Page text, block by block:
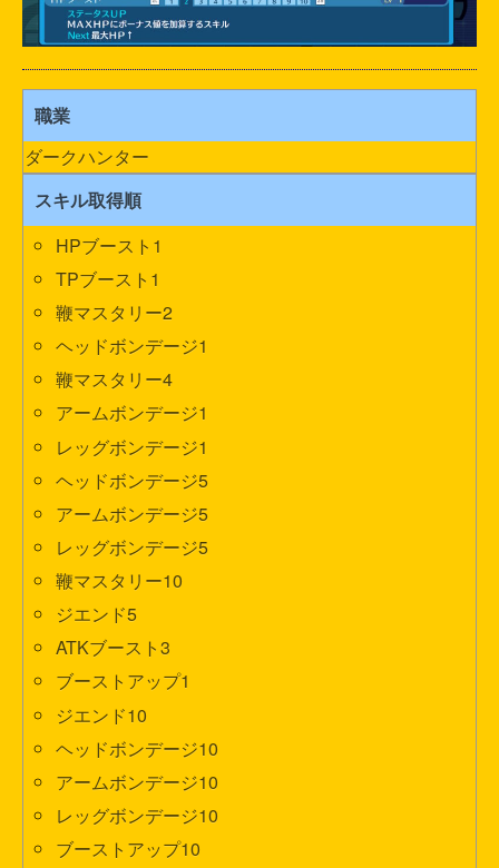
職業
ダークハンター
スキル取得順
HPブースト1
TPブースト1
鞭マスタリー2
ヘッドボンデージ1
鞭マスタリー4
アームボンデージ1
レッグボンデージ1
ヘッドボンデージ5
アームボンデージ5
レッグボンデージ5
鞭マスタリー10
ジエンド5
ATKブースト3
ブーストアップ1
ジエンド10
ヘッドボンデージ10
アームボンデージ10
レッグボンデージ10
ブーストアップ10